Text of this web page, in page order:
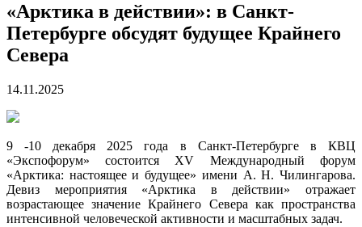
«Арктика в действии»: в Санкт-
Петербурге обсудят будущее Крайнего
Севера
14.11.2025
9 -10 декабря 2025 года в Санкт-Петербурге в КВЦ
«Экспофорум» состоится XV Международный форум
«Арктика: настоящее и будущее» имени А. Н. Чилингарова.
Девиз мероприятия «Арктика в действии» отражает
возрастающее значение Крайнего Севера как пространства
интенсивной человеческой активности и масштабных задач.